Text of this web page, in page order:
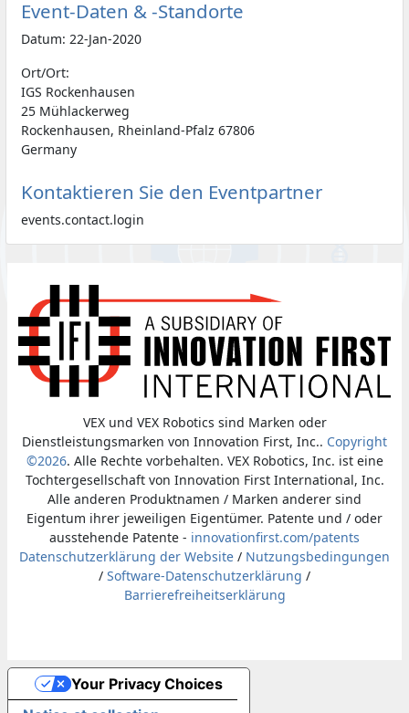
Event-Daten & -Standorte
Datum: 22-Jan-2020
Ort/Ort:
IGS Rockenhausen
25 Mühlackerweg
Rockenhausen, Rheinland-Pfalz 67806
Germany
Kontaktieren Sie den Eventpartner
events.contact.login
VEX und VEX Robotics sind Marken oder
Dienstleistungsmarken von Innovation First, Inc.. Copyright
©2026. Alle Rechte vorbehalten. VEX Robotics, Inc. ist eine
Tochtergesellschaft von Innovation First International, Inc.
Alle anderen Produktnamen / Marken anderer sind
Eigentum ihrer jeweiligen Eigentümer. Patente und / oder
ausstehende Patente - innovationfirst.com/patents
Datenschutzerklärung der Website / Nutzungsbedingungen
/ Software-Datenschutzerklärung /
Barrierefreiheitserklärung
Your Privacy Choices